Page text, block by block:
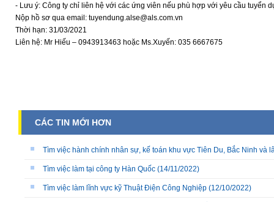
- Lưu ý: Công ty chỉ liên hệ với các ứng viên nếu phù hợp với yêu cầu tuyển
Nộp hồ sơ qua email: tuyendung.alse@als.com.vn
Thời hạn: 31/03/2021
Liên hệ: Mr Hiếu – 0943913463 hoặc Ms.Xuyến: 035 6667675
CÁC TIN MỚI HƠN
Tìm việc hành chính nhân sự, kế toán khu vực Tiên Du, Bắc Ninh và
Tìm việc làm tại công ty Hàn Quốc (14/11/2022)
Tìm việc làm lĩnh vực kỹ Thuật Điện Công Nghiệp (12/10/2022)